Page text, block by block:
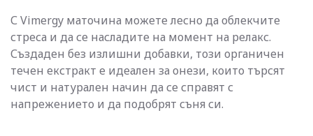
С Vimergy маточина можете лесно да облекчите
стреса и да се насладите на момент на релакс.
Създаден без излишни добавки, този органичен
течен екстракт е идеален за онези, които търсят
чист и натурален начин да се справят с
напрежението и да подобрят съня си.